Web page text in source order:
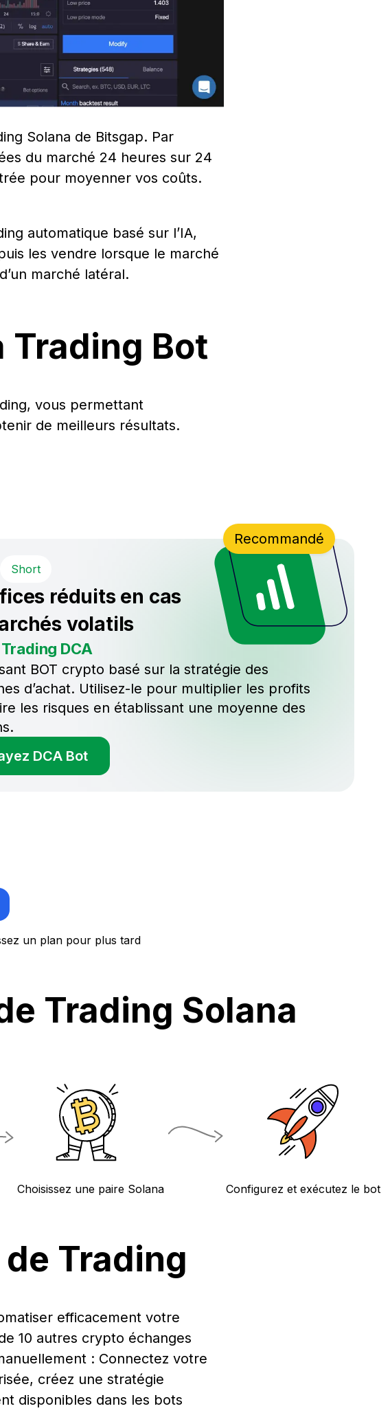
Solana de Bitsgap. Par
du marché 24 heures sur 24
pour moyenner vos coûts.
automatique basé sur l’IA,
les vendre lorsque le marché
marché latéral.
Trading Bot
vous permettant
de meilleurs résultats.
Short
réduits en cas
volatils
DCA
BOT crypto basé sur la stratégie des
d’achat. Utilisez-le pour multiplier les profits
les risques en établissant une moyenne des
DCA Bot
Recommandé
un plan pour plus tard
Trading Solana
Choisissez une paire Solana Configurez et exécutez le bot
Trading
efficacement votre
10 autres crypto échanges
: Connectez votre
créez une stratégie
disponibles dans les bots